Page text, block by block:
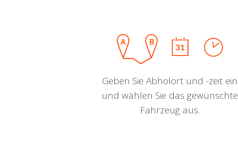
Geben Sie Abholort und -zeit ein
und wählen Sie das gewünschte
Fahrzeug aus.